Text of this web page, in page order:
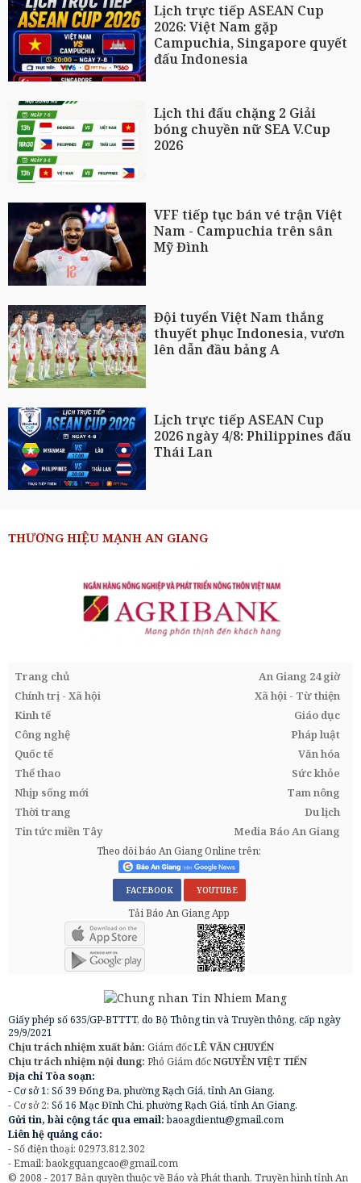
Lịch trực tiếp ASEAN Cup
2026: Việt Nam gặp
Campuchia, Singapore quyết
đấu Indonesia
Lịch thi đấu chặng 2 Giải
bóng chuyền nữ SEA V.Cup
2026
VFF tiếp tục bán vé trận Việt
Nam - Campuchia trên sân
Mỹ Đình
Đội tuyển Việt Nam thắng
thuyết phục Indonesia, vươn
lên dẫn đầu bảng A
Lịch trực tiếp ASEAN Cup
2026 ngày 4/8: Philippines đấu
Thái Lan
THƯƠNG HIỆU MẠNH AN GIANG
Trang chủ
An Giang 24 giờ
Chính trị - Xã hội
Xã hội - Từ thiện
Kinh tế
Giáo dục
Công nghệ
Pháp luật
Quốc tế
Văn hóa
Thể thao
Sức khỏe
Nhịp sống mới
Tam nông
Thời trang
Du lịch
Tin tức miền Tây
Media Báo An Giang
Theo dõi báo An Giang Online trên:
FACEBOOK YOUTUBE
Tải Báo An Giang App
Giấy phép số 635/GP-BTTTT, do Bộ Thông tin và Truyền thông, cấp ngày
29/9/2021
Chịu trách nhiệm xuất bản: Giám đốcLÊ VĂN CHUYỂN
Chịu trách nhiệm nội dung: Phó Giám đốcNGUYỄN VIỆT TIẾN
Địa chỉ Tòa soạn:
- Cơ sở 1: Số 39 Đống Đa, phường Rạch Giá, tỉnh An Giang.
- Cơ sở 2: Số 16 Mạc Đĩnh Chi, phường Rạch Giá, tỉnh An Giang.
Gửi tin, bài cộng tác qua email:baoagdientu@gmail.com
Liên hệ quảng cáo:
- Số điện thoại: 02973.812.302
- Email:baokgquangcao@gmail.com
© 2008 - 2017 Bản quyền thuộc về Báo và Phát thanh, Truyền hình tỉnh An